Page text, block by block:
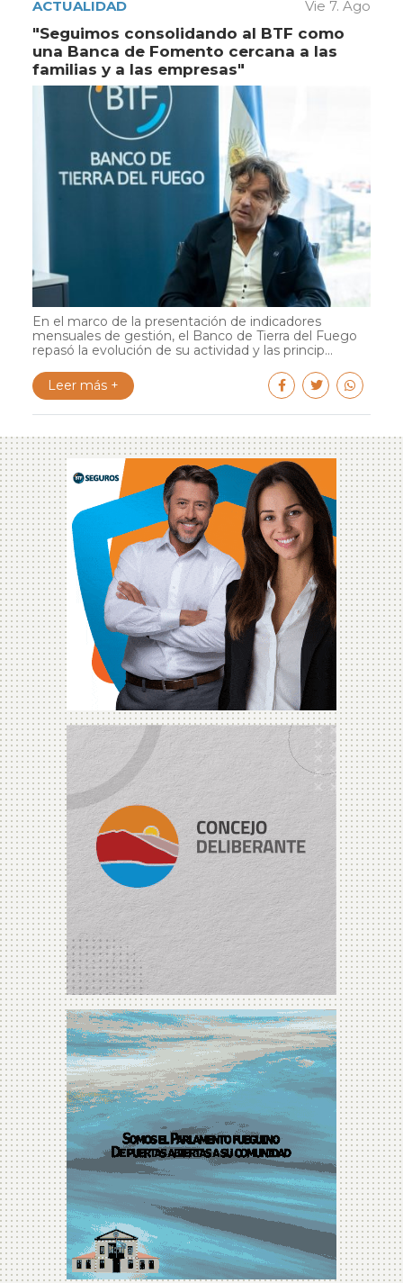
ACTUALIDAD Vie 7. Ago
"Seguimos consolidando al BTF como
una Banca de Fomento cercana a las
familias y a las empresas"
En el marco de la presentación de indicadores
mensuales de gestión, el Banco de Tierra del Fuego
repasó la evolución de su actividad y las princip...
Leer más +